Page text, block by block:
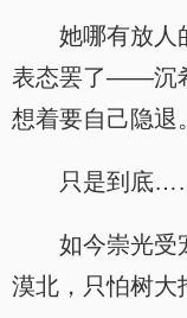
她哪有放人
表态罢了——沉
想着要自己隐退。
只是到底
如今崇光受
漠北，只怕树大